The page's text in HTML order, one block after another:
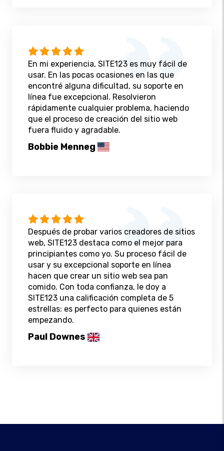
En mi experiencia, SITE123 es muy fácil de
usar. En las pocas ocasiones en las que
encontré alguna dificultad, su soporte en
línea fue excepcional. Resolvieron
rápidamente cualquier problema, haciendo
que el proceso de creación del sitio web
fuera fluido y agradable.
Bobbie Menneg
Después de probar varios creadores de sitios
web, SITE123 destaca como el mejor para
principiantes como yo. Su proceso fácil de
usar y su excepcional soporte en línea
hacen que crear un sitio web sea pan
comido. Con toda confianza, le doy a
SITE123 una calificación completa de 5
estrellas: es perfecto para quienes están
empezando.
Paul Downes